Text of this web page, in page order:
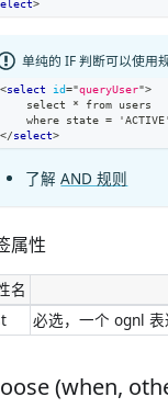
>
单纯的 IF 判断可以使用
<select id="queryUser">
    select * from users
where state =
</select>
了解AND 规则
属性
名
必选，一个 ognl
(when,